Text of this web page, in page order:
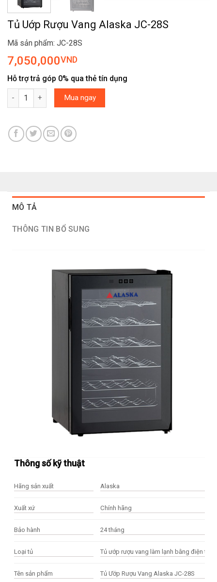
Tủ Uớp Rượu Vang Alaska JC-28S
Mã sản phẩm: JC-28S
7,050,000VND
Hỗ trợ trả góp 0% qua thẻ tín dụng
Tủ Uớp Rượu Vang Alaska JC-28S số lượng
Mua ngay
MÔ TẢ
THÔNG TIN BỔ SUNG
Thông số kỹ thuật
Hãng sản xuất Alaska
Xuất xứ Chính hãng
Bảo hành 24 tháng
Loại tủ Tủ ướp rượu vang làm lạnh bằng điện tử
Tên sản phẩm Tủ Ướp Rượu Vang Alaska JC-28S